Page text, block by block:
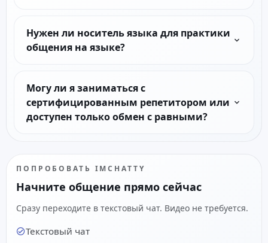
Нужен ли носитель языка для практики
общения на языке?
Могу ли я заниматься с
сертифицированным репетитором или
доступен только обмен с равными?
ПОПРОБОВАТЬ IMCHATTY
Начните общение прямо сейчас
Сразу переходите в текстовый чат. Видео не требуется.
Текстовый чат